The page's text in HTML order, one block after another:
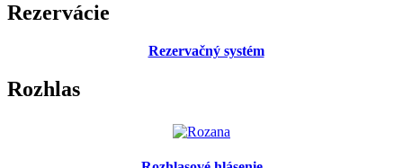
Rezervácie
Rezervačný systém
Rozhlas